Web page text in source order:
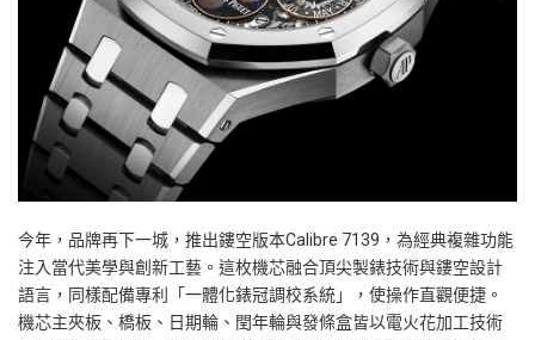
今年，品牌再下一城，推出鏤空版本Calibre 7139 ，為經典複雜功能
注入當代美學與創新工藝。這枚機芯融合頂尖製錶技術與鏤空設計
語言，同樣配備專利「一體化錶冠調校系統」，使操作直觀便捷。
機芯主夾板、橋板、日期輪、閏年輪與發條盒皆以電火花加工技術